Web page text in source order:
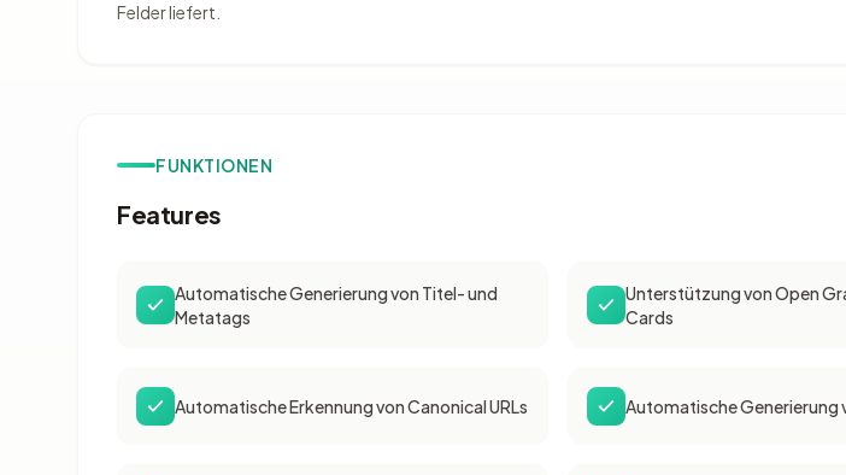
Felder liefert.
FUNKTIONEN
Features
Automatische Generierung von Titel- und
Metatags
Unterstützung von Open
Cards
Automatische Erkennung von Canonical URLs Automatische Generierung